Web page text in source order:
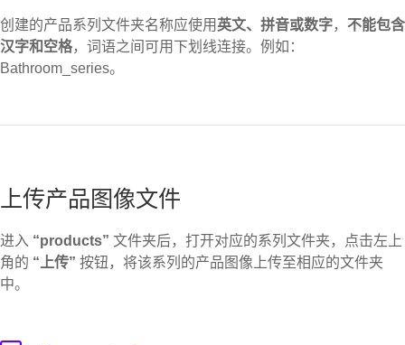
创建的产品系列文件夹名称应使用 英文、拼音或数字， 不能包含
汉字和空格，词语之间可用下划线连接。例如：
Bathroom_series。
上传产品图像文件
进入 “products” 文件夹后，打开对应的系列文件夹，点击左上
角的 “上传” 按钮，将该系列的产品图像上传至相应的文件夹
中。